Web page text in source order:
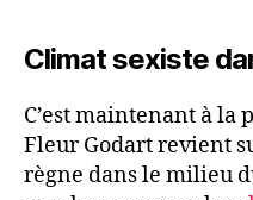
Climat sexiste
C’est maintenant à la
Fleur Godart revient
règne dans le milieu